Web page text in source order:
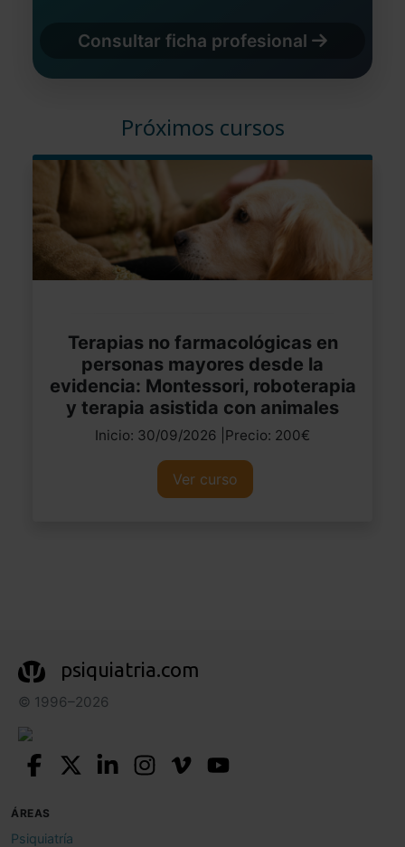
Consultar ficha profesional
Próximos cursos
Terapias no farmacológicas en
personas mayores desde la
evidencia: Montessori, roboterapia
y terapia asistida con animales
Inicio: 30/09/2026 |Precio: 200€
Ver curso
psiquiatria.com
© 1996–2026
ÁREAS
Psiquiatría